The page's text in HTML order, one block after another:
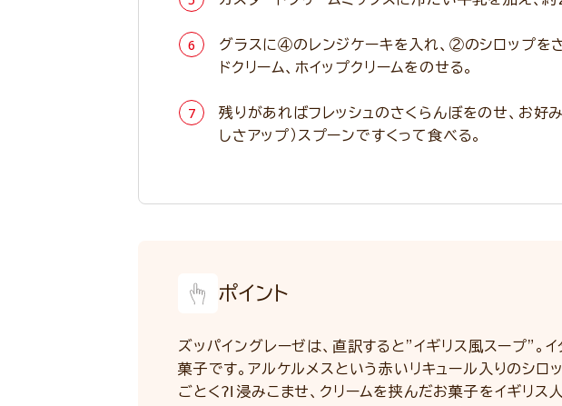
グラスに④のレンジケーキを入れ、②のシロップを
ドクリーム、ホイップクリームをのせる。
残りがあればフレッシュのさくらんぼをのせ、お
しさアップ）スプーンですくって食べる。
ポイント
ズッパイングレーゼは、直訳すると”イギリス風スープ”。
菓子です。アルケルメスという赤いリキュール入りのシロ
ごとく⁈浸みこませ、クリームを挟んだお菓子をイギリス